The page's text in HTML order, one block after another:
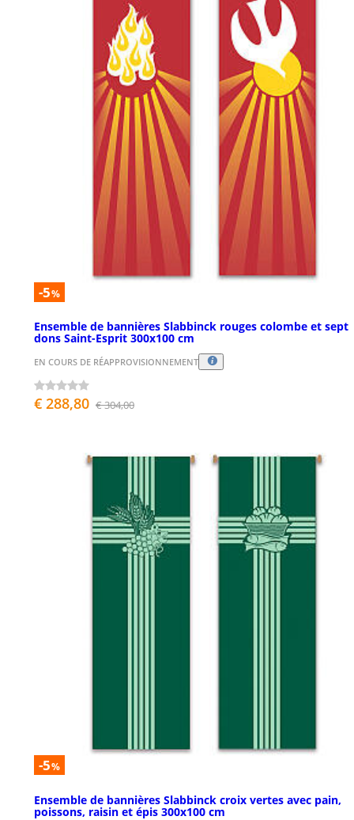
-5%
Ensemble de bannières Slabbinck rouges colombe et sept
dons Saint-Esprit 300x100 cm
EN COURS DE RÉAPPROVISIONNEMENT
€ 288,80 € 304,00
-5%
Ensemble de bannières Slabbinck croix vertes avec pain,
poissons, raisin et épis 300x100 cm